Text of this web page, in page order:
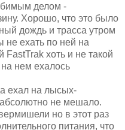
делом -
Хорошо, что это было
дождь и трасса утром
не ехать по ней на
хоть и не такой
нем ехалось
ехал на лысых-
не мешало.
но в этот раз
питания, что